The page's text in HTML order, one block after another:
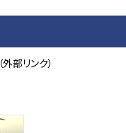
（外部リンク）